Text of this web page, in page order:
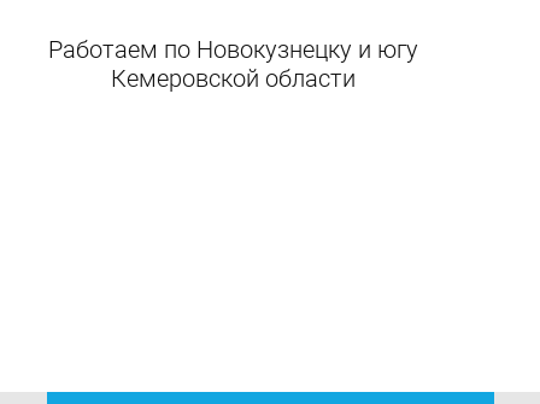
Работаем по Новокузнецку и югу
Кемеровской области